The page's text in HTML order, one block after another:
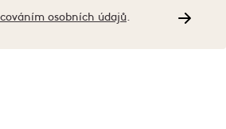
osobních údajů